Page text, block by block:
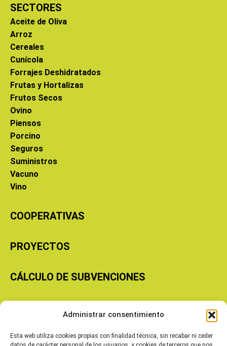
Administrar consentimiento
Esta web utiliza cookies propias con finalidad técnica, sin recabar ni ceder
SECTORES
Aceite de Oliva
Arroz
Cereales
Cunícola
Forrajes Deshidratados
Frutas y Hortalizas
Frutos Secos
Ovino
Piensos
Porcino
Seguros
Suministros
Vacuno
Vino
COOPERATIVAS
PROYECTOS
CÁLCULO DE SUBVENCIONES